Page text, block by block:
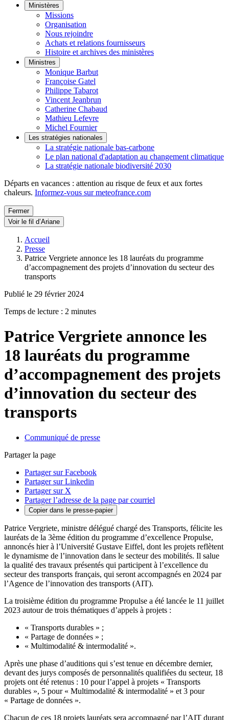
Ministères
Missions
Organisation
Nous rejoindre
Achats et relations fournisseurs
Histoire et archives des ministères
Ministres
Monique Barbut
Françoise Gatel
Philippe Tabarot
Vincent Jeanbrun
Catherine Chabaud
Mathieu Lefevre
Michel Fournier
Les stratégies nationales
La stratégie nationale bas-carbone
Le plan national d'adaptation au changement climatique
La stratégie nationale biodiversité 2030
Départs en vacances : attention au risque de feux et aux fortes
chaleurs. Informez-vous sur meteofrance.com
Fermer
Voir le fil d’Ariane
Accueil
Presse
Patrice Vergriete annonce les 18 lauréats du programme
d’accompagnement des projets d’innovation du secteur des
transports
Publié le 29 février 2024
Temps de lecture : 2 minutes
Patrice Vergriete annonce les
18 lauréats du programme
d’accompagnement des projets
d’innovation du secteur des
transports
Communiqué de presse
Partager la page
Partager sur Facebook
Partager sur Linkedin
Partager sur X
Partager l’adresse de la page par courriel
Copier dans le presse-papier
Patrice Vergriete, ministre délégué chargé des Transports, félicite les
lauréats de la 3ème édition du programme d’excellence Propulse,
annoncés hier à l’Université Gustave Eiffel, dont les projets reflètent
le dynamisme de l’innovation dans le secteur des mobilités. Il salue
la qualité des travaux présentés qui participent à l’excellence du
secteur des transports français, qui seront accompagnés en 2024 par
l’Agence de l’innovation des transports (AIT).
La troisième édition du programme Propulse a été lancée le 11 juillet
2023 autour de trois thématiques d’appels à projets :
« Transports durables » ;
« Partage de données » ;
« Multimodalité & intermodalité ».
Après une phase d’auditions qui s’est tenue en décembre dernier,
devant des jurys composés de personnalités qualifiées du secteur, 18
projets ont été retenus : 10 pour l’appel à projets « Transports
durables », 5 pour « Multimodalité & intermodalité » et 3 pour
« Partage de données ».
Chacun de ces 18 projets lauréats sera accompagné par l’AIT durant